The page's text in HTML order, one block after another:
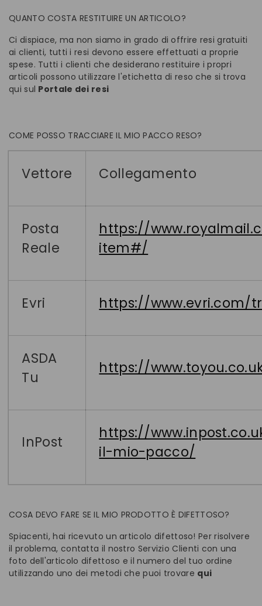
QUANTO COSTA RESTITUIRE UN ARTICOLO?
Ci dispiace, ma non siamo in grado di offrire resi gratuiti
ai clienti, tutti i resi devono essere effettuati a proprie
spese. Tutti i clienti che desiderano restituire i propri
articoli possono utilizzare l'etichetta di reso che si trova
qui sul Portale dei resi
COME POSSO TRACCIARE IL MIO PACCO RESO?
Vettore Collegamento
Posta
Reale
https://
item#/
Evri https://www.evri.com/
ASDA
Tu
https://
InPost
https://
il-mio-pacco/
COSA DEVO FARE SE IL MIO PRODOTTO È DIFETTOSO?
Spiacenti, hai ricevuto un articolo difettoso! Per risolvere
il problema, contatta il nostro Servizio Clienti con una
foto dell'articolo difettoso e il numero del tuo ordine
utilizzando uno dei metodi che puoi trovare qui